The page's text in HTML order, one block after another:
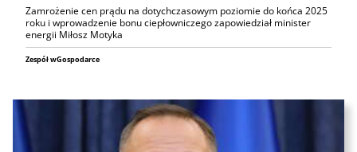
Zamrożenie cen prądu na dotychczasowym poziomie do końca 2025
roku i wprowadzenie bonu ciepłowniczego zapowiedział minister
energii Miłosz Motyka
Zespół wGospodarce